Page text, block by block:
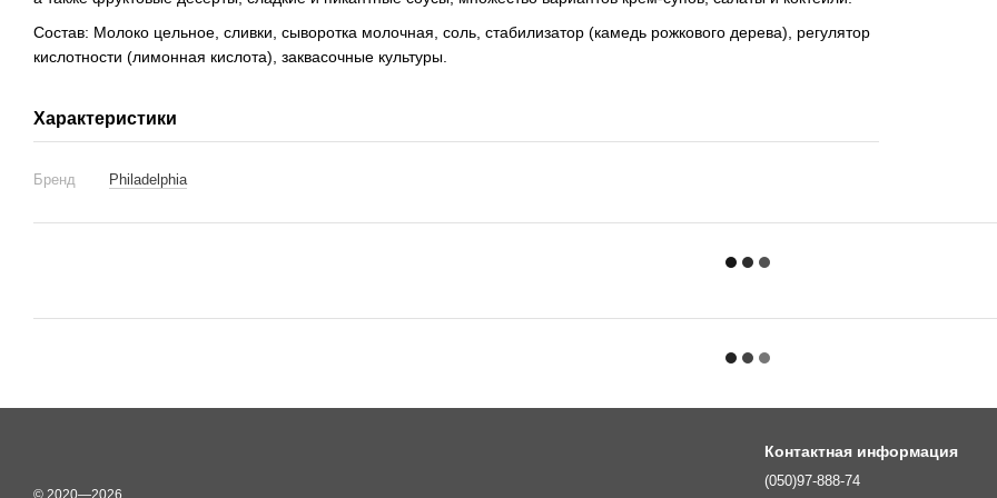
Состав: Молоко цельное, сливки, сыворотка молочная, соль, стабилизатор (камедь рожкового дерева), регулятор
кислотности (лимонная кислота), заквасочные культуры.
Характеристики
Бренд Philadelphia
© 2020—2026
Контактная информация
(050)97-888-74